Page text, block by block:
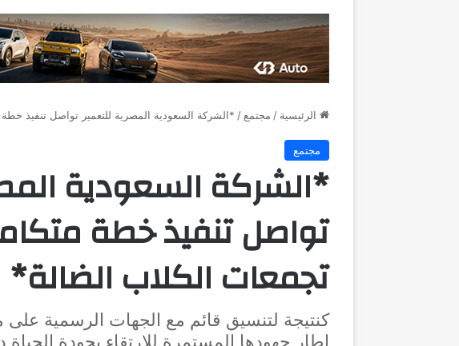
الرئيسية / مجتمع / *الشركة السعودية المصرية للتعمير تواصل تنفيذ
مجتمع
*الشركة السعودية
تواصل تنفيذ خطة
تجمعات الكلاب الضالة*
كنتيجة لتنسيق قائم مع الجهات الرسمية
إطار جهودها المستمرة للارتقاء بجودة